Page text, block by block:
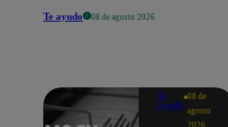
Te ayudo 08 de agosto 2026
Te
ayudo
08 de
agosto